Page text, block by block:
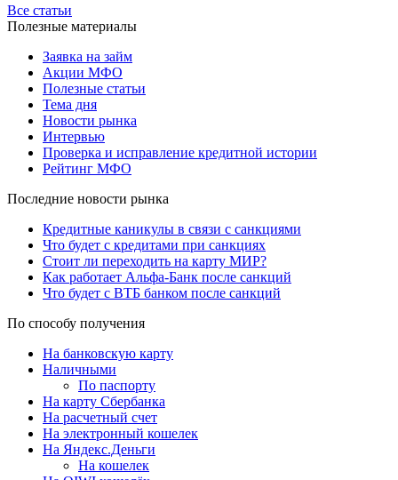
Все статьи
Полезные материалы
Заявка на займ
Акции МФО
Полезные статьи
Тема дня
Новости рынка
Интервью
Проверка и исправление кредитной истории
Рейтинг МФО
Последние новости рынка
Кредитные каникулы в связи с санкциями
Что будет с кредитами при санкциях
Стоит ли переходить на карту МИР?
Как работает Альфа-Банк после санкций
Что будет с ВТБ банком после санкций
По способу получения
На банковскую карту
Наличными
По паспорту
На карту Сбербанка
На расчетный счет
На электронный кошелек
На Яндекс.Деньги
На кошелек